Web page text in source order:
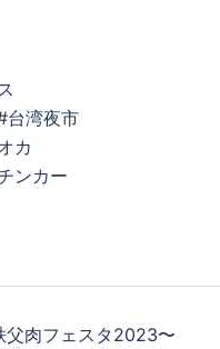
湾夜市
カ
ンカー
父肉フェスタ2023〜